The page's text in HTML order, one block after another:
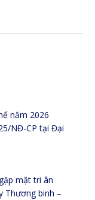
năm 2026
NĐ-CP tại Đại
mặt tri ân
Thương binh –